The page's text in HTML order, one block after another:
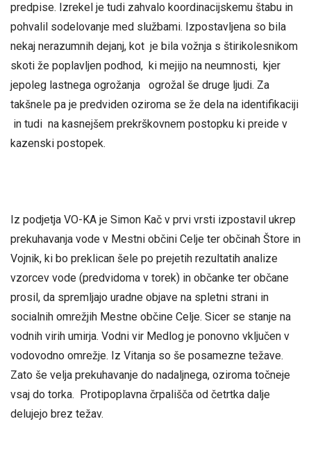
predpise. Izrekel je tudi zahvalo koordinacijskemu štabu in
pohvalil sodelovanje med službami. Izpostavljena so bila
nekaj nerazumnih dejanj, kot je bila vožnja s štirikolesnikom
skoti že poplavljen podhod, ki mejijo na neumnosti, kjer
jepoleg lastnega ogrožanja ogrožal še druge ljudi. Za
takšnele pa je predviden oziroma se že dela na identifikaciji
in tudi na kasnejšem prekrškovnem postopku ki preide v
kazenski postopek.
Iz podjetja VO-KA je Simon Kač v prvi vrsti izpostavil ukrep
prekuhavanja vode v Mestni občini Celje ter občinah Štore in
Vojnik, ki bo preklican šele po prejetih rezultatih analize
vzorcev vode (predvidoma v torek) in občanke ter občane
prosil, da spremljajo uradne objave na spletni strani in
socialnih omrežjih Mestne občine Celje. Sicer se stanje na
vodnih virih umirja. Vodni vir Medlog je ponovno vključen v
vodovodno omrežje. Iz Vitanja so še posamezne težave.
Zato še velja prekuhavanje do nadaljnega, oziroma točneje
vsaj do torka. Protipoplavna črpališča od četrtka dalje
delujejo brez težav.